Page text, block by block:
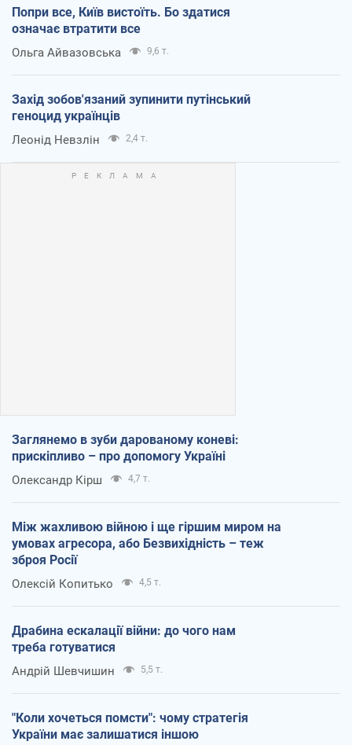
Попри все, Київ вистоїть. Бо здатися
означає втратити все
Ольга Айвазовська 9,6 т.
Захід зобов'язаний зупинити путінський
геноцид українців
Леонід Невзлін 2,4 т.
Заглянемо в зуби дарованому коневі:
прискіпливо – про допомогу Україні
Олександр Кірш 4,7 т.
Між жахливою війною і ще гіршим миром на
умовах агресора, або Безвихідність – теж
зброя Росії
Олексій Копитько 4,5 т.
Драбина ескалації війни: до чого нам
треба готуватися
Андрій Шевчишин 5,5 т.
"Коли хочеться помсти": чому стратегія
України має залишатися іншою